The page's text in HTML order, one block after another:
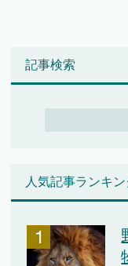
記事検索
人気記事ランキ